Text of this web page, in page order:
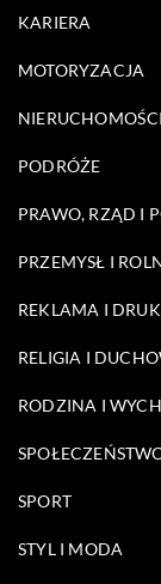
KARIERA
MOTORYZACJA
NIERUCHOMOŚCI
PODRÓŻE
PRAWO, RZĄD I
PRZEMYSŁ I
REKLAMA I DRUK
RELIGIA I
RODZINA I
SPORT
STYL I MODA